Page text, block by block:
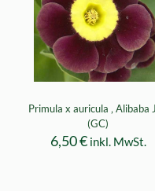
Primula x auricula ‚ Alibaba
(GC)
6,50€ inkl. MwSt.